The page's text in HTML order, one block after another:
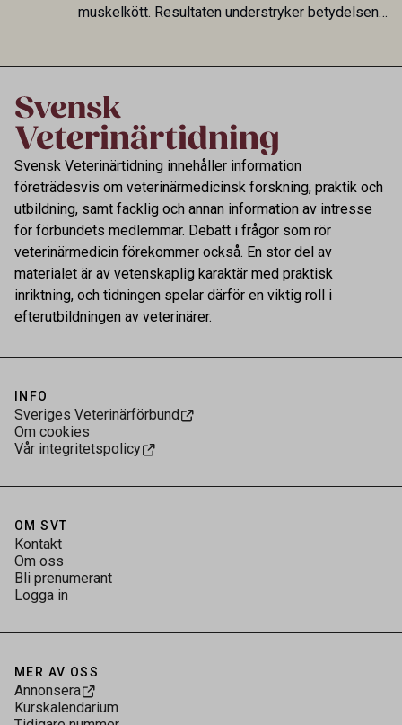
muskelkött. Resultaten understryker betydelsen
Svensk Veterinärtidning innehåller information
företrädesvis om veterinärmedicinsk forskning, praktik och
utbildning, samt facklig och annan information av intresse
för förbundets medlemmar. Debatt i frågor som rör
veterinärmedicin förekommer också. En stor del av
materialet är av vetenskaplig karaktär med praktisk
inriktning, och tidningen spelar därför en viktig roll i
efterutbildningen av veterinärer.
INFO
Sveriges Veterinärförbund
Om cookies
Vår integritetspolicy
OM SVT
Kontakt
Om oss
Bli prenumerant
Logga in
MER AV OSS
Annonsera
Kurskalendarium